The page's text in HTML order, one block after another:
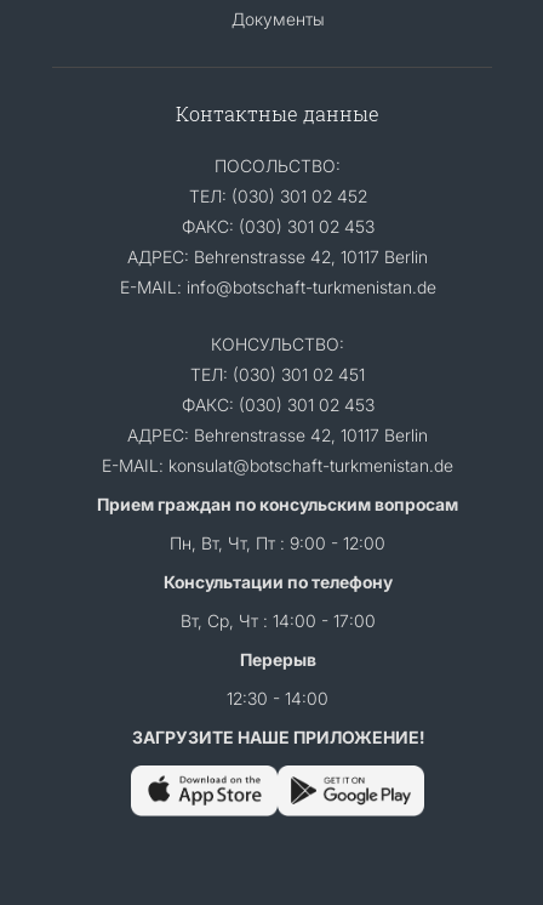
Документы
Контактные данные
ПОСОЛЬСТВО:
ТЕЛ: (030) 301 02 452
ФАКС: (030) 301 02 453
АДРЕС: Behrenstrasse 42, 10117 Berlin
E-MAIL: info@botschaft-turkmenistan.de
КОНСУЛЬСТВО:
ТЕЛ: (030) 301 02 451
ФАКС: (030) 301 02 453
АДРЕС: Behrenstrasse 42, 10117 Berlin
E-MAIL: konsulat@botschaft-turkmenistan.de
Прием граждан по консульским вопросам
Пн, Вт, Чт, Пт : 9:00 - 12:00
Консультации по телефону
Вт, Ср, Чт : 14:00 - 17:00
Перерыв
12:30 - 14:00
ЗАГРУЗИТЕ НАШЕ ПРИЛОЖЕНИЕ!